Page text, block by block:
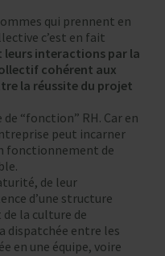
qui prennent en
c’est en fait
leurs interactions par la
cohérent aux
la réussite du projet
“fonction” RH. Car en
peut incarner
fonctionnement de
de leur
d’une structure
la culture de
dispatchée entre les
en une équipe, voire